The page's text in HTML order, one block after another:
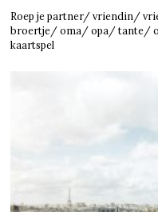
Roep je partner/ vriendin/
broertje/ oma/ opa/ tante/
kaartspel